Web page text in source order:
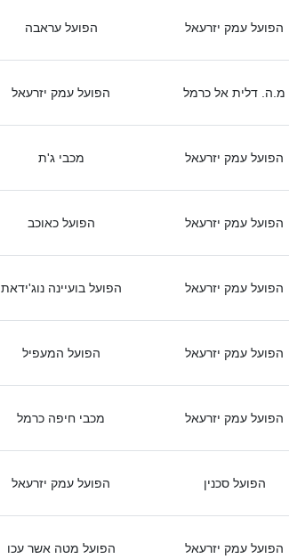
הפועל עמק יזרעאל הפועל עראבה
מ.ה. דלית אל כרמל הפועל עמק יזרעאל
הפועל עמק יזרעאל מכבי ג'ת
הפועל עמק יזרעאל הפועל כאוכב
הפועל עמק יזרעאל הפועל בועיינה נוג'ידאת
הפועל עמק יזרעאל הפועל המעפיל
הפועל עמק יזרעאל מכבי חיפה כרמל
הפועל סכנין הפועל עמק יזרעאל
הפועל עמק יזרעאל הפועל מטה אשר עכו